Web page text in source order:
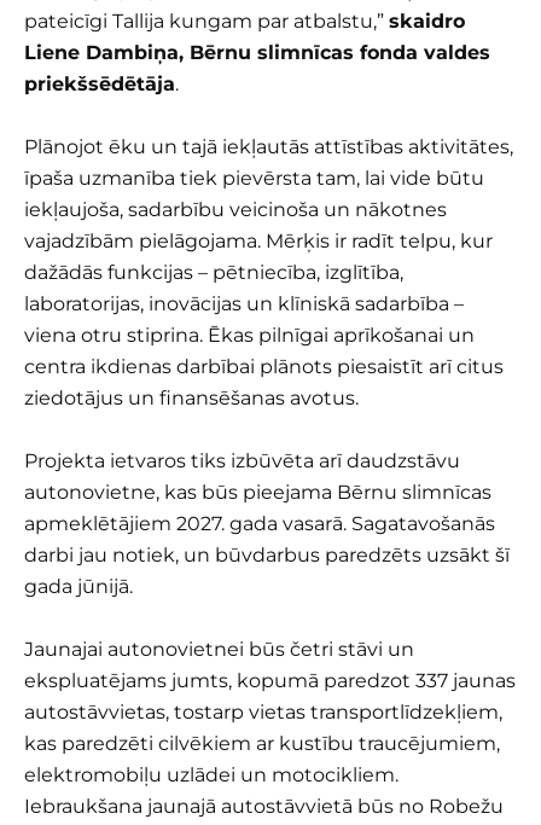
pateicīgi Tallija kungam par atbalstu,” skaidro
Liene Dambiņa, Bērnu slimnīcas fonda valdes
priekšsēdētāja.
Plānojot ēku un tajā iekļautās attīstības aktivitātes,
īpaša uzmanība tiek pievērsta tam, lai vide būtu
iekļaujoša, sadarbību veicinoša un nākotnes
vajadzībām pielāgojama. Mērķis ir radīt telpu, kur
dažādās funkcijas – pētniecība, izglītība,
laboratorijas, inovācijas un klīniskā sadarbība –
viena otru stiprina. Ēkas pilnīgai aprīkošanai un
centra ikdienas darbībai plānots piesaistīt arī citus
ziedotājus un finansēšanas avotus.
Projekta ietvaros tiks izbūvēta arī daudzstāvu
autonovietne, kas būs pieejama Bērnu slimnīcas
apmeklētājiem 2027. gada vasarā. Sagatavošanās
darbi jau notiek, un būvdarbus paredzēts uzsākt šī
gada jūnijā.
Jaunajai autonovietnei būs četri stāvi un
ekspluatējams jumts, kopumā paredzot 337 jaunas
autostāvvietas, tostarp vietas transportlīdzekļiem,
kas paredzēti cilvēkiem ar kustību traucējumiem,
elektromobiļu uzlādei un motocikliem.
Iebraukšana jaunajā autostāvvietā būs no Robežu